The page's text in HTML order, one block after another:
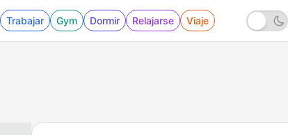
Trabajar Gym Dormir Relajarse Viaje